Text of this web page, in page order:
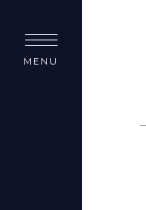
MENU